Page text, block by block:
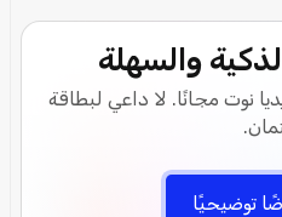
والسهلة
نوت مجانًا. لا داعي لبطاقة
توضيحيًا